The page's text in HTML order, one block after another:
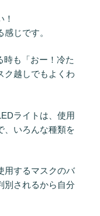
じです。
も「おー！冷た
ク越しでもよくわ
ライトは、使用
、いろんな種類を
用するマスクのバ
別されるから自分